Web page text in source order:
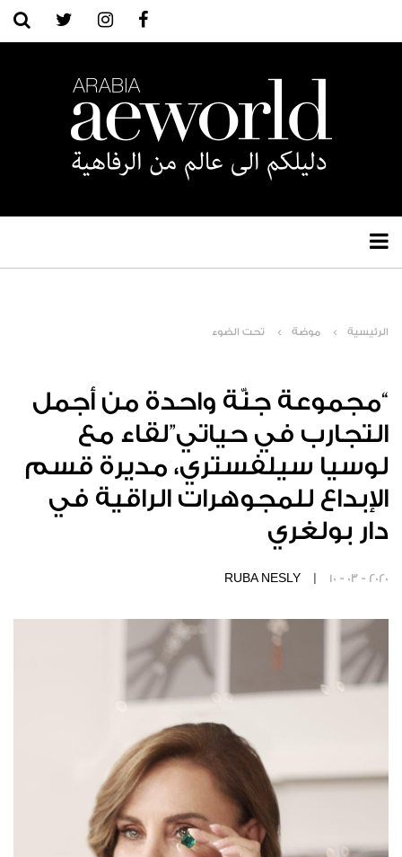
الرئيسية موضة تحت الضوء
“مجموعة جنّة واحدة من أجمل
التجارب في حياتي”لقاء مع
لوسيا سيلفستري، مديرة قسم
الإبداع للمجوهرات الراقية في
دار بولغري
RUBA NESLY | 10 - 03 - 2020